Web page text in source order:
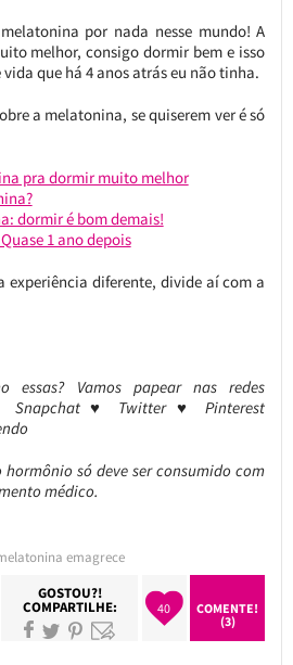
por nada nesse mundo! A
melhor, consigo dormir bem e isso
que há 4 anos atrás eu não tinha.
a melatonina, se quiserem ver é só
pra dormir muito melhor
dormir é bom demais!
1 ano depois
experiência diferente, divide aí com a
essas? Vamos papear nas redes
Snapchat ♥ Twitter ♥ Pinterest
só deve ser consumido com
médico.
emagrece
GOSTOU?!
COMPARTILHE: 40
COMENTE!
(3)